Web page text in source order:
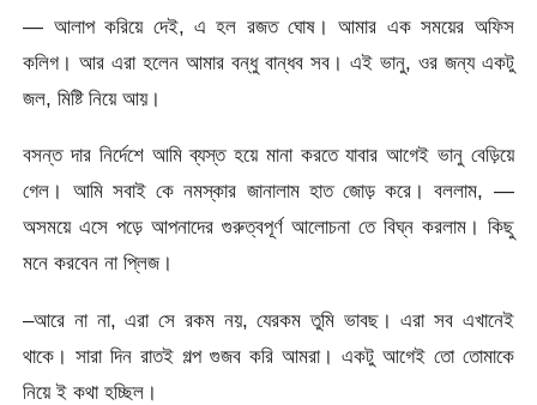
— আলাপ করিয়ে দেই, এ হল রজত ঘোষ। আমার এক সময়ের অফিস
কলিগ। আর এরা হলেন আমার বন্ধু বান্ধব সব। এই ভানু, ওর জন্য একটু
জল, মিষ্টি নিয়ে আয়।
বসন্ত দার নির্দেশে আমি ব্যস্ত হয়ে মানা করতে যাবার আগেই ভানু বেড়িয়ে
গেল। আমি সবাই কে নমস্কার জানালাম হাত জোড় করে। বললাম, —
অসময়ে এসে পড়ে আপনাদের গুরুত্বপূর্ণ আলোচনা তে বিঘ্ন করলাম। কিছু
মনে করবেন না প্লিজ।
–আরে না না, এরা সে রকম নয়, যেরকম তুমি ভাবছ। এরা সব এখানেই
থাকে। সারা দিন রাতই গল্প গুজব করি আমরা। একটু আগেই তো তোমাকে
নিয়ে ই কথা হচ্ছিল।